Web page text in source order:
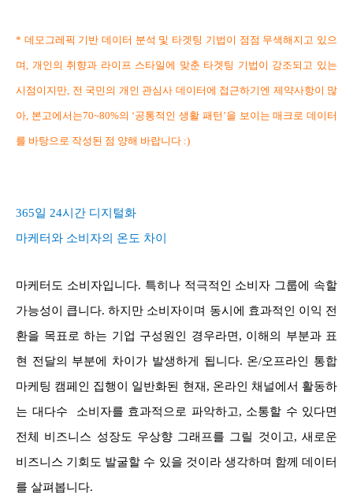
* 데모그레픽 기반 데이터 분석 및 타겟팅 기법이 점점 무색해지고 있으
며, 개인의 취향과 라이프 스타일에 맞춘 타겟팅 기법이 강조되고 있는
시점이지만, 전 국민의 개인 관심사 데이터에 접근하기엔 제약사항이 많
아, 본고에서는70~80%의 ‘공통적인 생활 패턴’을 보이는 매크로 데이터
를 바탕으로 작성된 점 양해 바랍니다 :)
365일 24시간 디지털화
마케터와 소비자의 온도 차이
마케터도 소비자입니다. 특히나 적극적인 소비자 그룹에 속할
가능성이 큽니다. 하지만 소비자이며 동시에 효과적인 이익 전
환을 목표로 하는 기업 구성원인 경우라면, 이해의 부분과 표
현 전달의 부분에 차이가 발생하게 됩니다. 온/오프라인 통합
마케팅 캠페인 집행이 일반화된 현재, 온라인 채널에서 활동하
는 대다수 소비자를 효과적으로 파악하고, 소통할 수 있다면
전체 비즈니스 성장도 우상향 그래프를 그릴 것이고, 새로운
비즈니스 기회도 발굴할 수 있을 것이라 생각하며 함께 데이터
를 살펴봅니다.